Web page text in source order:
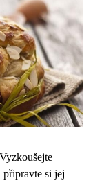
připravte si jej